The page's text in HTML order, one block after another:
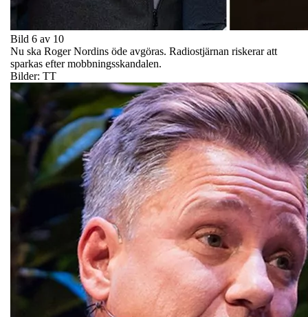
Bild 6 av 10
Nu ska Roger Nordins öde avgöras. Radiostjärnan riskerar att
sparkas efter mobbningsskandalen.
Bilder: TT